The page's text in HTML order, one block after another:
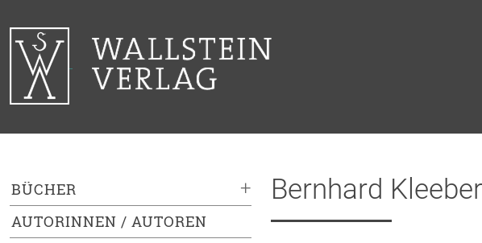
+
BÜCHER
AUTORINNEN / AUTOREN
Bernhard